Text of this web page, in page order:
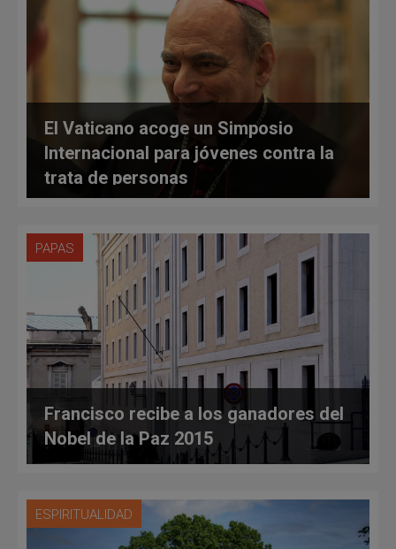
El Vaticano acoge un Simposio
Internacional para jóvenes contra la
trata de personas
PAPAS
Francisco recibe a los ganadores del
Nobel de la Paz 2015
ESPIRITUALIDAD